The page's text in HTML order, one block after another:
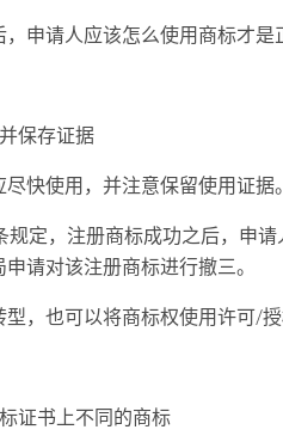
申请人应该怎么使用商标才是
保存证据
尽快使用，并注意保留使用证据。
规定，注册商标成功之后，申
请对该注册商标进行撤三。
，也可以将商标权使用许可/
证书上不同的商标